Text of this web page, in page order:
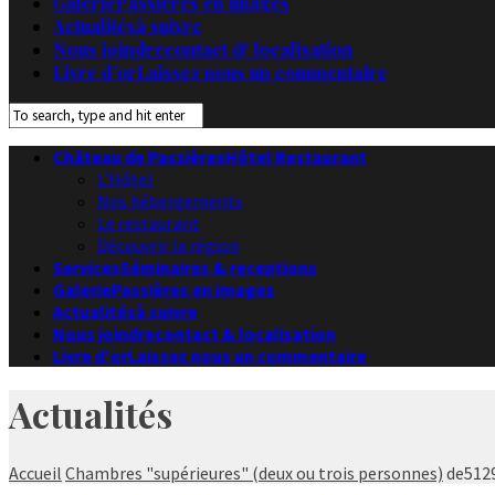
Actualitésà suivre
Nous joindrecontact & localisation
Livre d’orLaissez nous un commentaire
Château de PassièresHôtel Restaurant
L’Hôtel
Nos hébergements
Le restaurant
Découvrir la région
ServicesSéminaires & receptions
GaleriePassières en images
Actualitésà suivre
Nous joindrecontact & localisation
Livre d’orLaissez nous un commentaire
Actualités
Accueil Chambres "supérieures" (deux ou trois personnes)